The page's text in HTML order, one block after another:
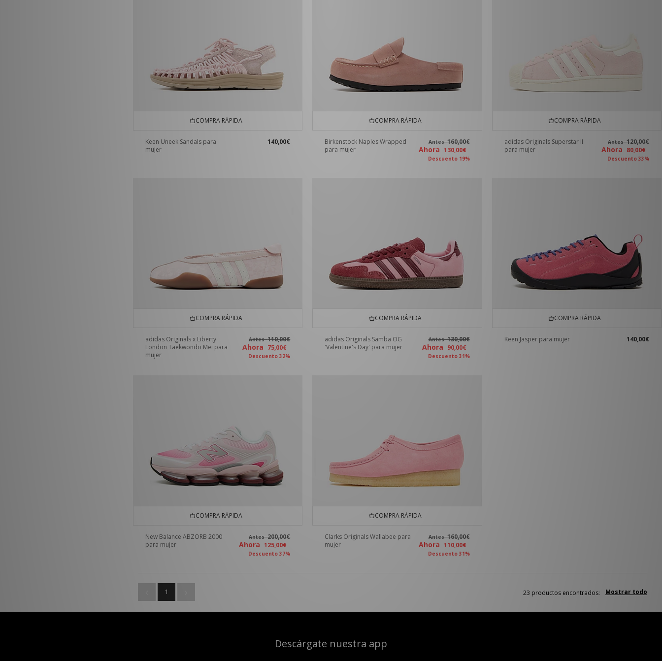
COMPRA RÁPIDA
Keen Uneek Sandals para
mujer
140,00€
COMPRA RÁPIDA
Birkenstock Naples Wrapped
para mujer
Antes160,00€
Ahora 130,00€
Descuento 19%
COMPRA RÁPIDA
adidas Originals Superstar II
para mujer
Antes120,00€
Ahora 80,00€
Descuento 33%
COMPRA RÁPIDA
adidas Originals x Liberty
London Taekwondo Mei para
mujer
Antes110,00€
Ahora 75,00€
Descuento 32%
COMPRA RÁPIDA
adidas Originals Samba OG
'Valentine's Day' para mujer
Antes130,00€
Ahora 90,00€
Descuento 31%
COMPRA RÁPIDA
Keen Jasper para mujer 140,00€
COMPRA RÁPIDA
New Balance ABZORB 2000
para mujer
Antes200,00€
Ahora125,00€
Descuento 37%
COMPRA RÁPIDA
Clarks Originals Wallabee para
mujer
Antes160,00€
Ahora 110,00€
Descuento 31%
1 Mostrar todo
23 productos encontrados:
Descárgate nuestra app